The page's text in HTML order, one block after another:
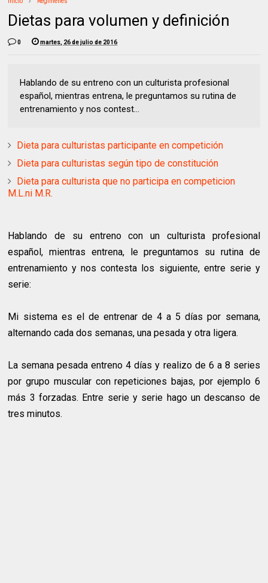
Dietas para volumen y definición
0 martes, 26 de julio de 2016
Hablando de su entreno con un culturista profesional
español, mientras entrena, le preguntamos su rutina de
entrenamiento y nos contest...
Dieta para culturistas participante en competición
Dieta para culturistas según tipo de constitución
Dieta para culturista que no participa en competicion
M.L.ni M.R.
Hablando de su entreno con un culturista profesional
español, mientras entrena, le preguntamos su rutina de
entrenamiento y nos contesta los siguiente, entre serie y
serie:
Mi sistema es el de entrenar de 4 a 5 días por semana,
alternando cada dos semanas, una pesada y otra ligera.
La semana pesada entreno 4 días y realizo de 6 a 8 series
por grupo muscular con repeticiones bajas, por ejemplo 6
más 3 forzadas. Entre serie y serie hago un descanso de
tres minutos.